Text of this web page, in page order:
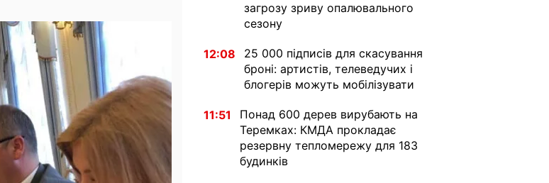
загрозу зриву опалювального
сезону
12:08
25 000 підписів для скасування
броні: артистів, телеведучих і
блогерів можуть мобілізувати
11:51
Понад 600 дерев вирубають на
Теремках: КМДА прокладає
резервну тепломережу для 183
будинків